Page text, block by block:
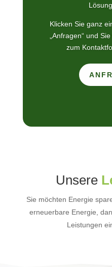
Klicken Sie ganz
„Anfragen“ und
zum
Unsere
Sie möchten Energie
erneuerbare Energie,
Leistungen